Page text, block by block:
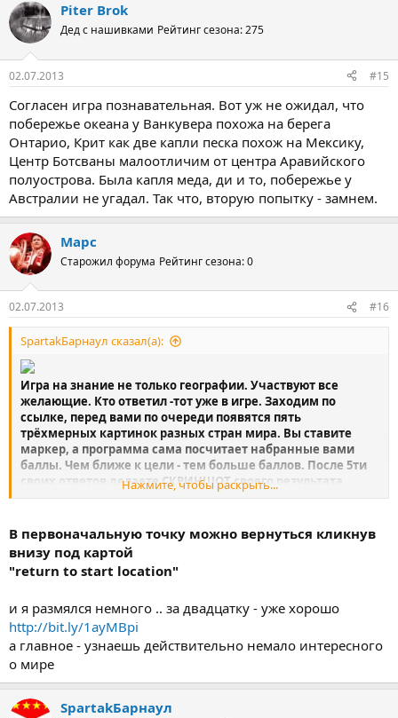
Piter Brok
Дед с нашивками Рейтинг сезона: 275
02.07.2013 #15
Согласен игра познавательная. Вот уж не ожидал, что
побережье океана у Ванкувера похожа на берега
Онтарио, Крит как две капли песка похож на Мексику,
Центр Ботсваны малоотличим от центра Аравийского
полуострова. Была капля меда, ди и то, побережье у
Австралии не угадал. Так что, вторую попытку - замнем.
Марс
Старожил форума Рейтинг сезона: 0
02.07.2013 #16
SpartakБарнаул сказал(а):
Игра на знание не только географии. Участвуют все
желающие. Кто ответил -тот уже в игре. Заходим по
ссылке, перед вами по очереди появятся пять
трёхмерных картинок разных стран мира. Вы ставите
маркер, а программа сама посчитает набранные вами
баллы. Чем ближе к цели - тем больше баллов. После 5ти
своих ответов делаете СКРИНШОТ своего результата
(нажать:"click to get share url") и публикуете в этой теме.
ИГРА:http://geoguessr.com/
подсказка:
дороге.
(но не забывайте, что вы удаляетесь от первоначальной
точки маркера)
-при помощи "овала" - оказываться мгновенно в
выбранном вами же месте.
названий городов, улиц, рек и тп.
Нажмите, чтобы раскрыть...
В первоначальную точку можно вернуться кликнув
внизу под картой
"return to start location"
и я размялся немного .. за двадцатку - уже хорошо
http://bit.ly/1ayMBpi
а главное - узнаешь действительно немало интересного
о мире
SpartakБарнаул